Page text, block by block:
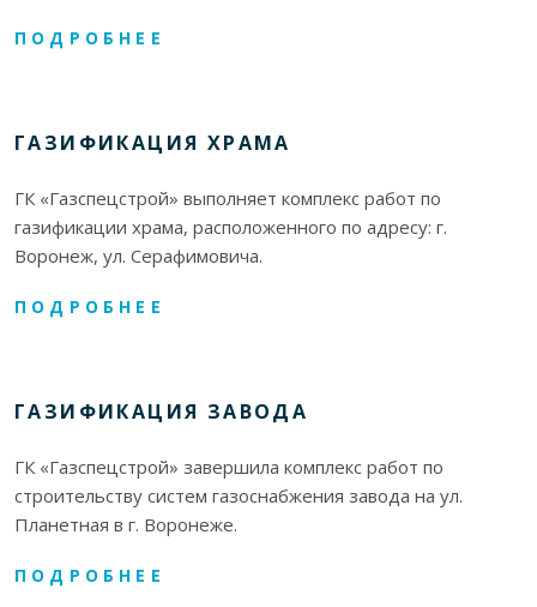
ПОДРОБНЕЕ
ГАЗИФИКАЦИЯ ХРАМА
ГК «Газспецстрой» выполняет комплекс работ по
газификации храма, расположенного по адресу: г.
Воронеж, ул. Серафимовича.
ПОДРОБНЕЕ
ГАЗИФИКАЦИЯ ЗАВОДА
ГК «Газспецстрой» завершила комплекс работ по
строительству систем газоснабжения завода на ул.
Планетная в г. Воронеже.
ПОДРОБНЕЕ